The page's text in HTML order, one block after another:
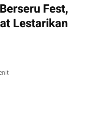
Fest,
Lestarikan